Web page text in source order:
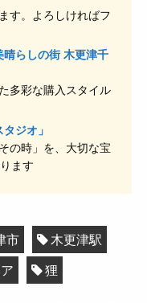
す。よろしければフ
らしの街 木更津千
多彩な購入スタイル
ジオ」
の時」を、大切な宝
ます
市
木更津駅
狸